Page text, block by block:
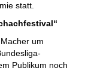
statt.
um
Publikum noch